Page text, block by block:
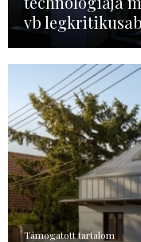
vb
Támogatott tartalom